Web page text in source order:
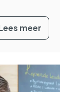
meer